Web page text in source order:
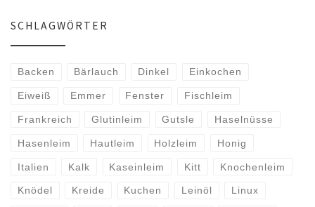
SCHLAGWÖRTER
Backen Bärlauch Dinkel Einkochen
Eiweiß Emmer Fenster Fischleim
Frankreich Glutinleim Gutsle Haselnüsse
Hasenleim Hautleim Holzleim Honig
Italien Kalk Kaseinleim Kitt Knochenleim
Knödel Kreide Kuchen Leinöl Linux